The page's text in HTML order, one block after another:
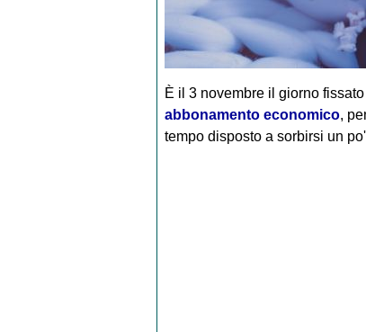
È il 3 novembre il giorno
abbonamento economico,
tempo disposto a sorbirsi un